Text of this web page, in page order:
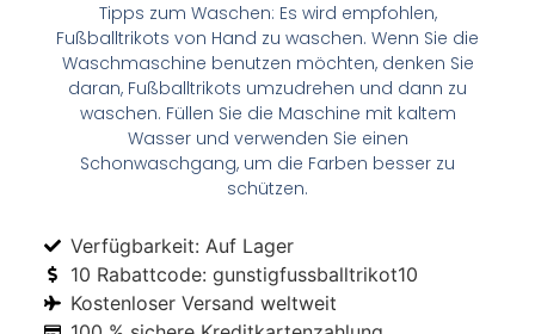
Tipps zum Waschen: Es wird empfohlen,
Fußballtrikots von Hand zu waschen. Wenn Sie die
Waschmaschine benutzen möchten, denken Sie
daran, Fußballtrikots umzudrehen und dann zu
waschen. Füllen Sie die Maschine mit kaltem
Wasser und verwenden Sie einen
Schonwaschgang, um die Farben besser zu
schützen.
Verfügbarkeit: Auf Lager
10 Rabattcode: gunstigfussballtrikot10
Kostenloser Versand weltweit